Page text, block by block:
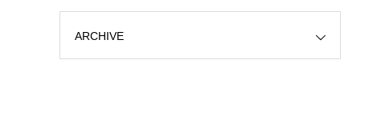
ARCHIVE